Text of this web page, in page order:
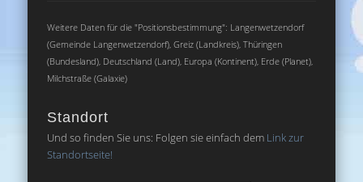
Weitere Daten für die "Positionsbestimmung": Langenwetzendorf
(Gemeinde Langenwetzendorf), Greiz (Landkreis), Thüringen
(Bundesland), Deutschland (Land), Europa (Kontinent), Erde (Planet),
Milchstraße (Galaxie)
Standort
Und so finden Sie uns: Folgen sie einfach dem Link zur
Standortseite!